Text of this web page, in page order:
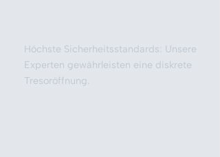
Höchste Sicherheitsstandards: Unsere
Experten gewährleisten eine diskrete
Tresoröffnung.